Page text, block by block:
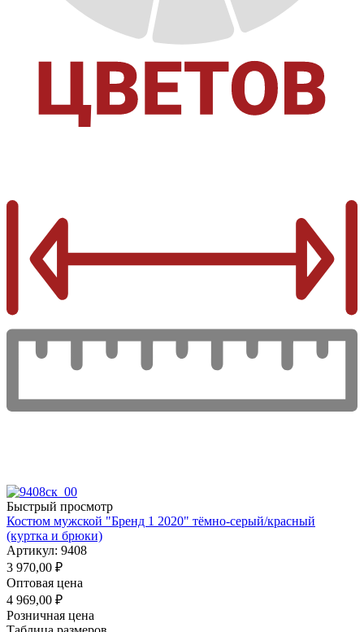
Быстрый просмотр
Костюм мужской "Бренд 1 2020" тёмно-серый/красный
(куртка и брюки)
Артикул: 9408
3 970,00 ₽
Оптовая цена
4 969,00 ₽
Розничная цена